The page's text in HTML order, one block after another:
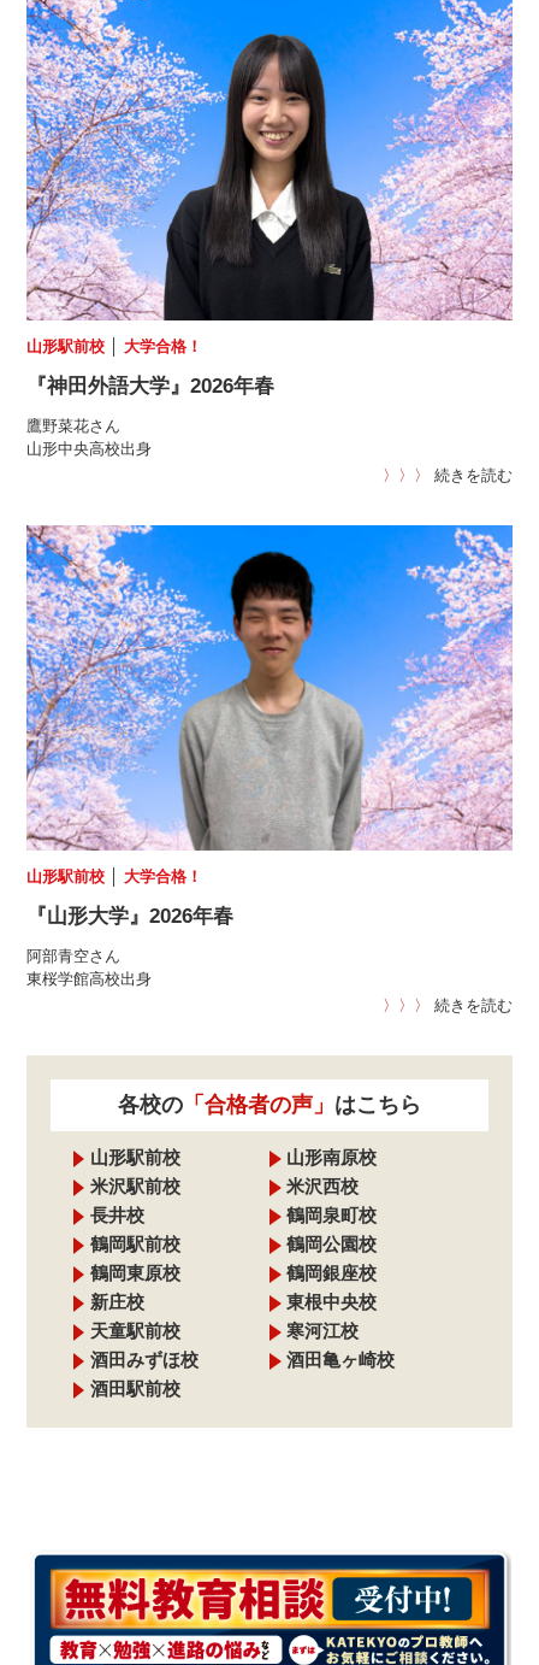
山形駅前校 │大学合格！
『神田外語大学』2026年春
鷹野菜花さん
山形中央高校出身
〉〉〉
続きを読む
山形駅前校 │大学合格！
『山形大学』2026年春
阿部青空さん
東桜学館高校出身
〉〉〉
続きを読む
各校の 「合格者の声」 はこちら
山形駅前校
山形南原校
米沢駅前校
米沢西校
長井校
鶴岡泉町校
鶴岡駅前校
鶴岡公園校
鶴岡東原校
鶴岡銀座校
新庄校
東根中央校
天童駅前校
寒河江校
酒田みずほ校
酒田亀ヶ崎校
酒田駅前校